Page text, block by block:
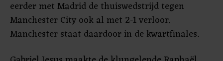
eerder met Madrid de thuiswedstrijd tegen
Manchester City ook al met 2-1 verloor.
Manchester staat daardoor in de kwartfinales.